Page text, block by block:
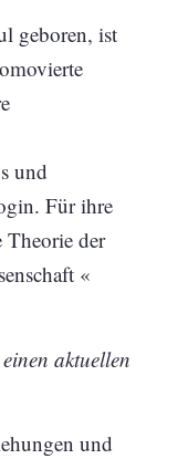
geboren, ist
und
Für ihre
Theorie der
«
aktuellen
und